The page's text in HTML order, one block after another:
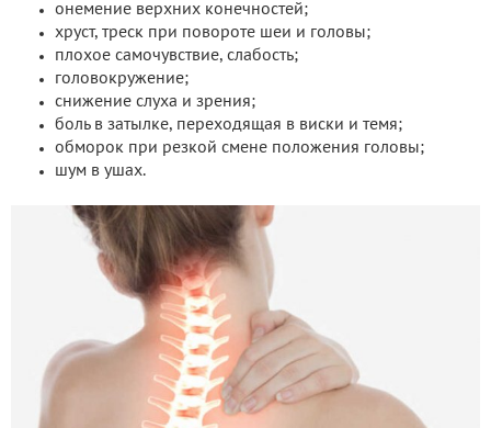
онемение верхних конечностей;
хруст, треск при повороте шеи и головы;
плохое самочувствие, слабость;
головокружение;
снижение слуха и зрения;
боль в затылке, переходящая в виски и темя;
обморок при резкой смене положения головы;
шум в ушах.